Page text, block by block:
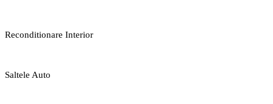
Reconditionare Interior
Saltele Auto